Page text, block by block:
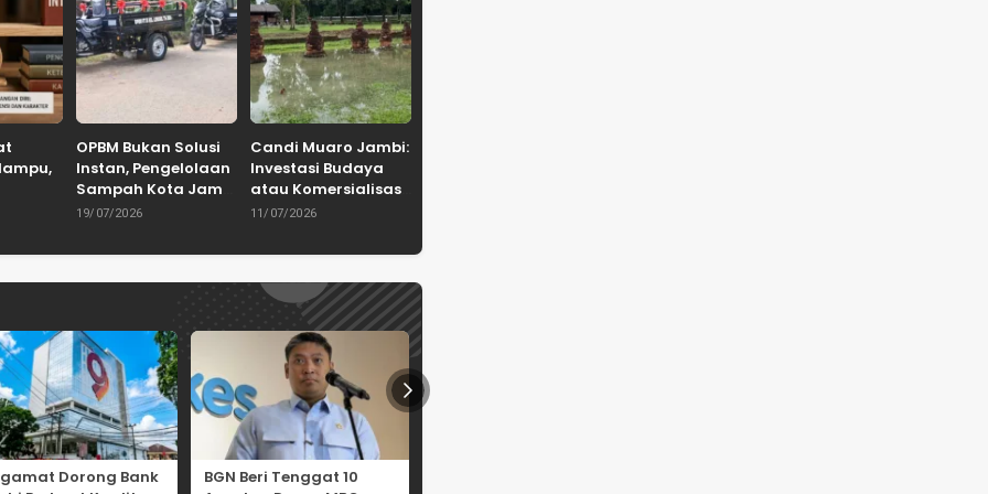
OPBM Bukan Solusi
Instan, Pengelolaan
Sampah Kota Jambi
Tetap
Kolaborasi
19/07/2026
Candi Muaro Jambi:
Investasi Budaya
atau Komersialisasi
Sejarah?
11/07/2026
Dorong Bank
BGN Beri Tenggat 10